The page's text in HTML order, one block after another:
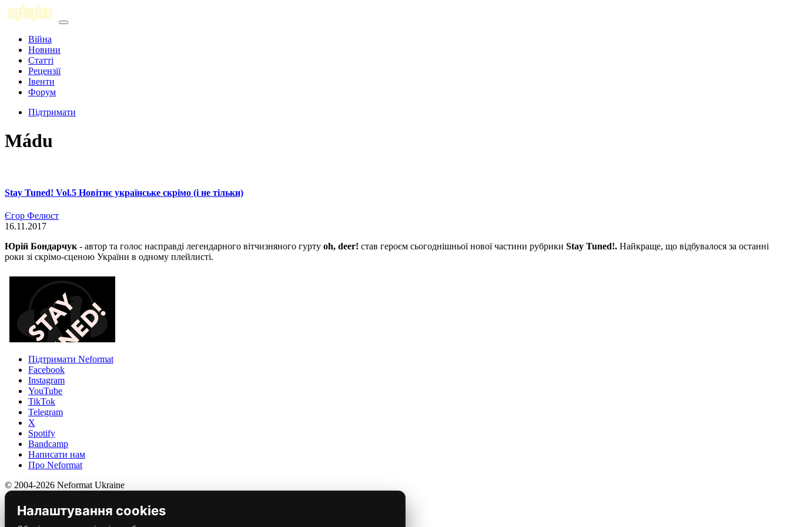
Війна
Новини
Статті
Рецензії
Івенти
Форум
Підтримати
Mádu
Stay Tuned! Vol.5 Новітнє українське скрімо (і не тільки)
Єгор Фелюст
16.11.2017
Юрій Бондарчук- автор та голос насправді легендарного вітчизняного гурту oh, deer! став героєм сьогоднішньої нової частини рубрики Stay Tuned!. Найкраще, що відбувалося за останні
роки зі скрімо-сценою України в одному плейлисті.
Підтримати Neformat
Facebook
Instagram
YouTube
TikTok
Telegram
X
Spotify
Bandcamp
Написати нам
Про Neformat
© 2004-2026 Neformat Ukraine
Налаштування cookies